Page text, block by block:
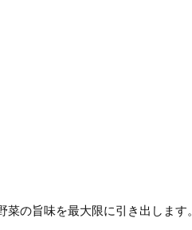
の旨味を最大限に引き出します。